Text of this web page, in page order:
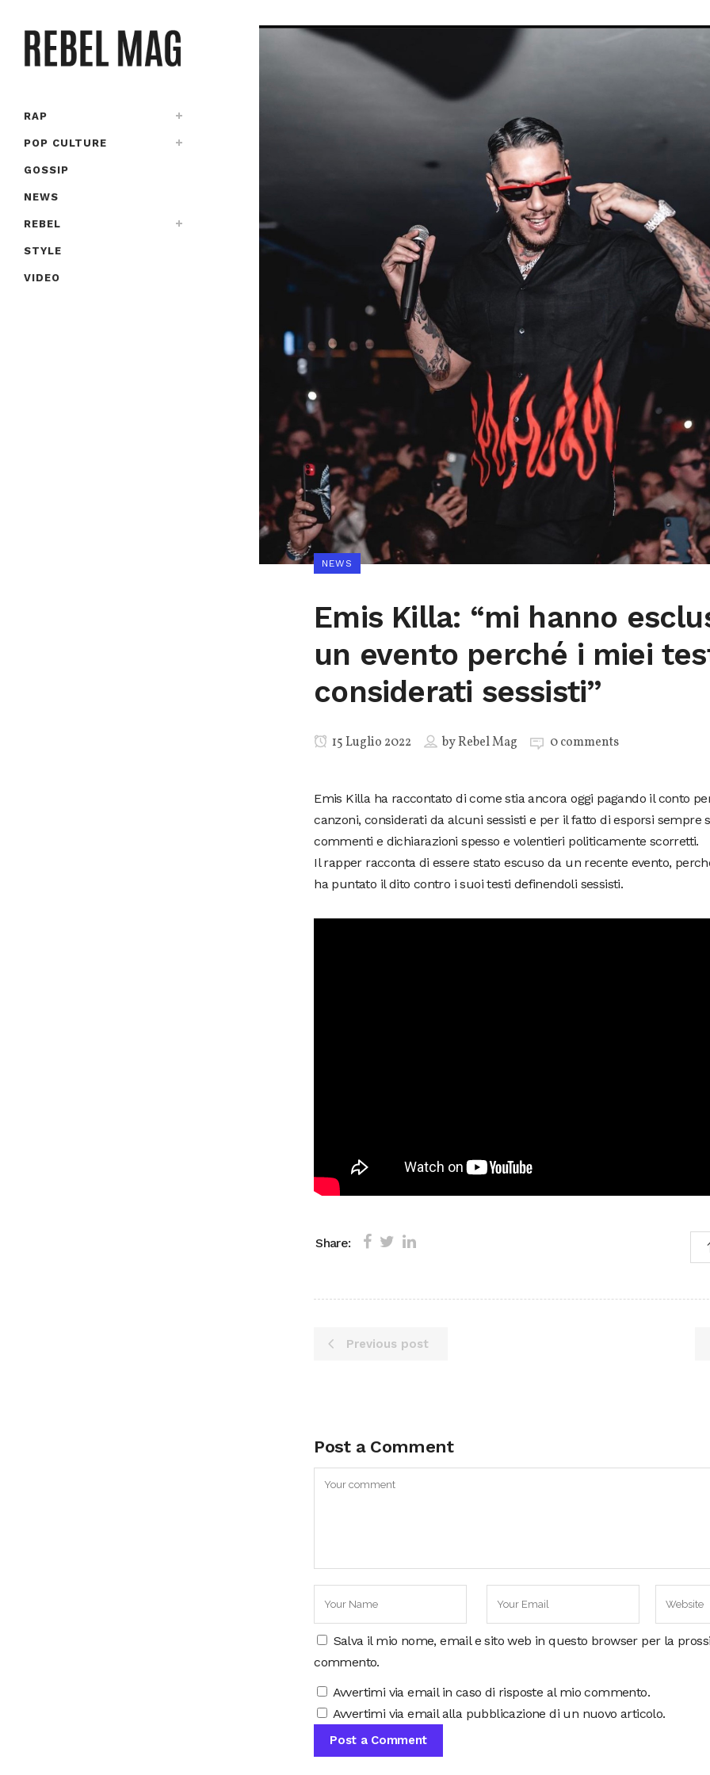
RAP
POP CULTURE
GOSSIP
NEWS
REBEL
STYLE
VIDEO
NEWS
Emis Killa: “mi hanno
un evento perché i miei
considerati sessisti”
15 Luglio 2022 byRebel Mag 0 comments
Emis Killa ha raccontato di come stia ancora oggi pagando il conto
canzoni, considerati da alcuni sessisti e per il fatto di esporsi sempre
commenti e dichiarazioni spesso e volentieri politicamente scorretti.
Il rapper racconta di essere stato escuso da un recente evento,
ha puntato il dito contro i suoi testi definendoli sessisti.
Share:
Previous post
Post a Comment
Salva il mio nome, email e sito web in questo browser per la
commento.
Avvertimi via email in caso di risposte al mio commento.
Avvertimi via email alla pubblicazione di un nuovo articolo.